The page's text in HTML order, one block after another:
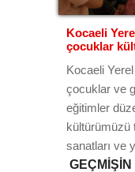
Kocaeli
çocuklar
Kocaeli
çocuklar ve
eğitimler
kültürümüzü
sanatları ve